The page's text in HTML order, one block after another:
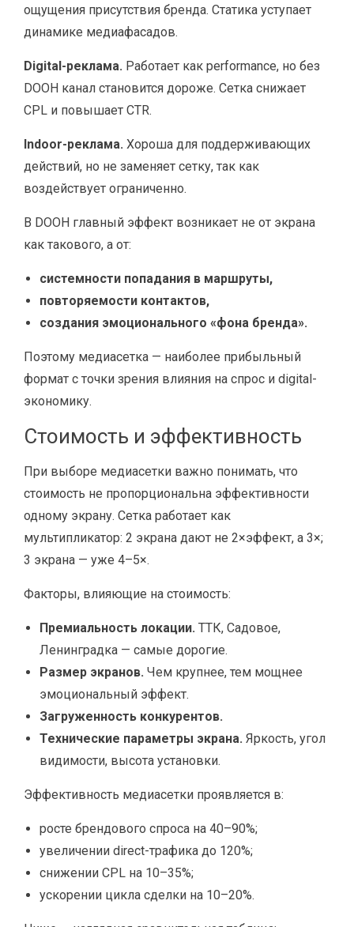
ощущения присутствия бренда. Статика уступает
динамике медиафасадов.
Digital-реклама. Работает как performance, но без
DOOH канал становится дороже. Сетка снижает
CPL и повышает CTR.
Indoor-реклама. Хороша для поддерживающих
действий, но не заменяет сетку, так как
воздействует ограниченно.
В DOOH главный эффект возникает не от экрана
как такового, а от:
системности попадания в маршруты,
повторяемости контактов,
создания эмоционального «фона бренда».
Поэтому медиасетка — наиболее прибыльный
формат с точки зрения влияния на спрос и digital-
экономику.
Стоимость и эффективность
При выборе медиасетки важно понимать, что
стоимость не пропорциональна эффективности
одному экрану. Сетка работает как
мультипликатор: 2 экрана дают не 2×эффект, а 3×;
3 экрана — уже 4–5×.
Факторы, влияющие на стоимость:
Премиальность локации. ТТК, Садовое,
Ленинградка — самые дорогие.
Размер экранов. Чем крупнее, тем мощнее
эмоциональный эффект.
Загруженность конкурентов.
Технические параметры экрана. Яркость, угол
видимости, высота установки.
Эффективность медиасетки проявляется в:
росте брендового спроса на 40–90%;
увеличении direct-трафика до 120%;
снижении CPL на 10–35%;
ускорении цикла сделки на 10–20%.